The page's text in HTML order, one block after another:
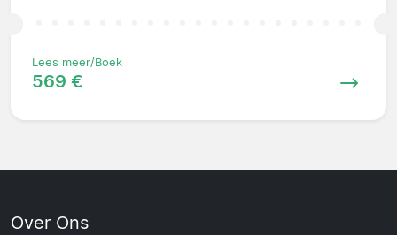
Lees meer/Boek
569 €
Over Ons